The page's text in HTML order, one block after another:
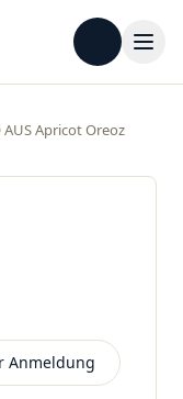
Apricot Oreoz
Anmeldung